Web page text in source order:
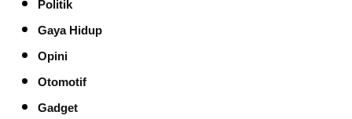
Politik
Gaya Hidup
Opini
Otomotif
Gadget